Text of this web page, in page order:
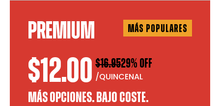
PREMIUM MÁS POPULARES
$12.00 $16.9529% OFF
/QUINCENAL
MÁS OPCIONES. BAJO COSTE.